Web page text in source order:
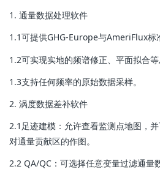
1. 通量数据处理软件
1.1可提供GHG-Europe与AmeriFlux标
1.2可实现实地的频谱修正、平面拟合等
1.3支持任何频率的原始数据采样。
2. 涡度数据差补软件
2.1足迹建模：允许查看监测点地图，
对通量贡献区的作图。
2.2 QA/QC：可选择任意变量过滤通量